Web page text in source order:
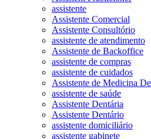
assistente
Assistente Comercial
Assistente Consultório
assistente de atendimento
Assistente de Backoffice
assistente de compras
assistente de cuidados
Assistente de Medicina
assistente de saúde
Assistente Dentária
Assistente Dentário
assistente domiciliário
assistente gabinete